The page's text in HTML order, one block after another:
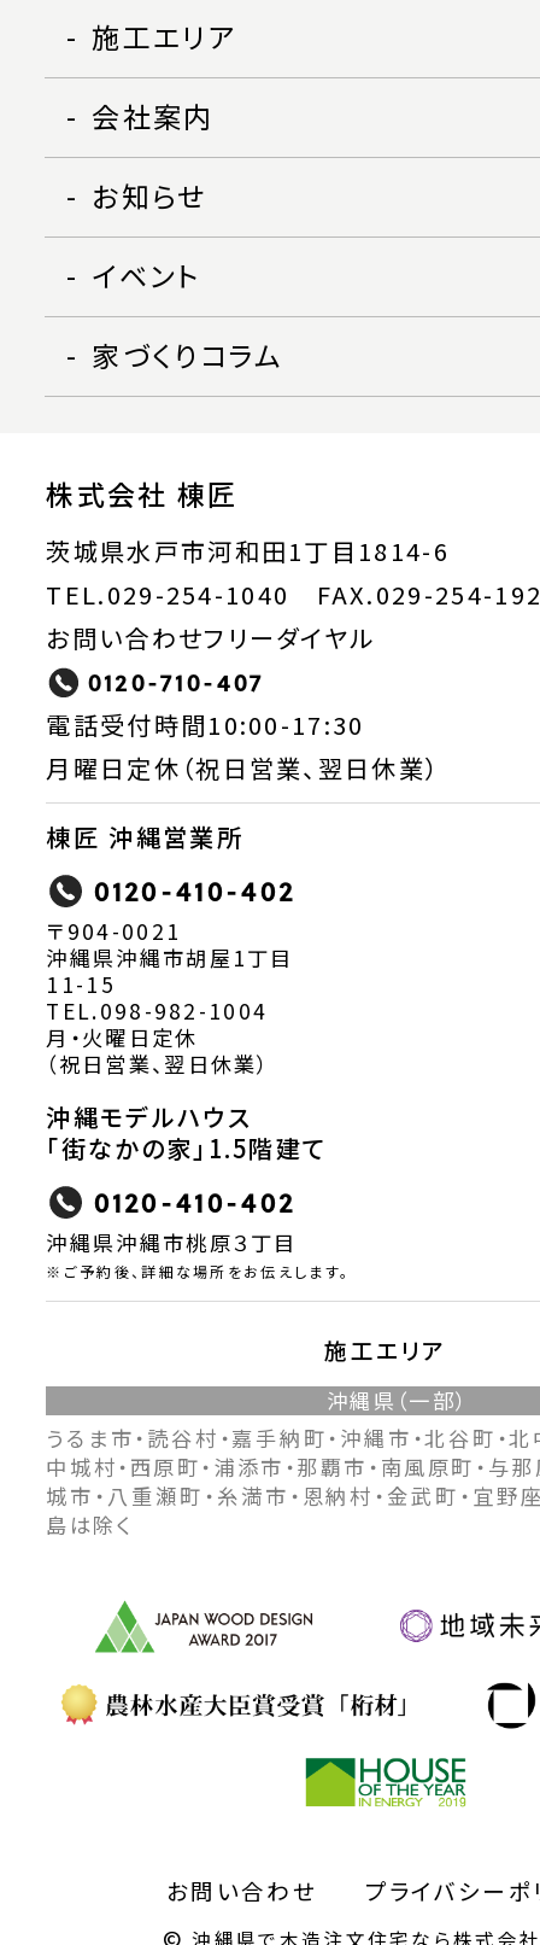
施工エリア
会社案内
お知らせ
イベント
家づくりコラム
株式会社 棟匠
茨城県水戸市河和田1丁目1814-6
TEL.029-254-1040 FAX.029-254-
お問い合わせフリーダイヤル
0120-710-407
電話受付時間10:00-17:30
月曜日定休（祝日営業、翌日休業）
棟匠 沖縄営業所
0120-410-402
〒904-0021
沖縄県沖縄市胡屋1丁目
11-15
TEL.098-982-1004
月・火曜日定休
（祝日営業、翌日休業）
沖縄モデルハウス
「街なかの家」1.5階建て
0120-410-402
沖縄県沖縄市桃原３丁目
※ご予約後、詳細な場所をお伝えします。
施工エリア
沖縄県（一部）
うるま市・読谷村・嘉手納町・沖縄市・北谷町・
中城村・西原町・浦添市・那覇市・南風原町・与
城市・八重瀬町・糸満市・恩納村・金武町・宜
島は除く
お問い合わせ プライバシー
©沖縄県で木造注文住宅なら株式会